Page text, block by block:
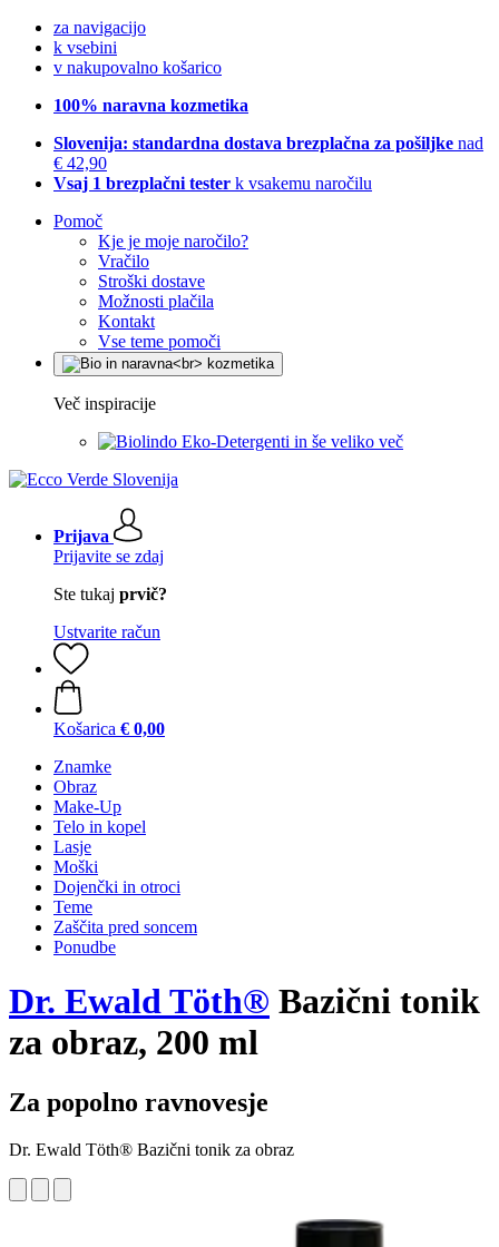
za navigacijo
k vsebini
v nakupovalno košarico
100% naravna kozmetika
Slovenija: standardna dostava brezplačna za pošiljke nad
€ 42,90
Vsaj 1 brezplačni tester k vsakemu naročilu
Pomoč
Kje je moje naročilo?
Vračilo
Stroški dostave
Možnosti plačila
Kontakt
Vse teme pomoči
Več inspiracije
Eko-Detergenti in še veliko več
Prijava
Prijavite se zdaj
Ste tukaj prvič?
Ustvarite račun
Košarica € 0,00
Znamke
Obraz
Make-Up
Telo in kopel
Lasje
Moški
Dojenčki in otroci
Teme
Zaščita pred soncem
Ponudbe
Dr. Ewald Töth® Bazični tonik
za obraz, 200 ml
Za popolno ravnovesje
Dr. Ewald Töth® Bazični tonik za obraz